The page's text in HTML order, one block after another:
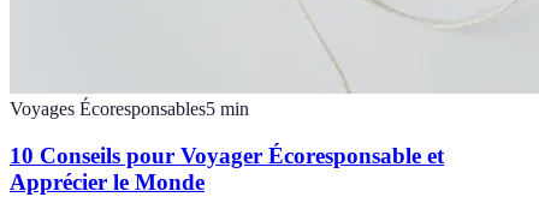
Voyages Écoresponsables5 min
10 Conseils pour Voyager Écoresponsable et
Apprécier le Monde